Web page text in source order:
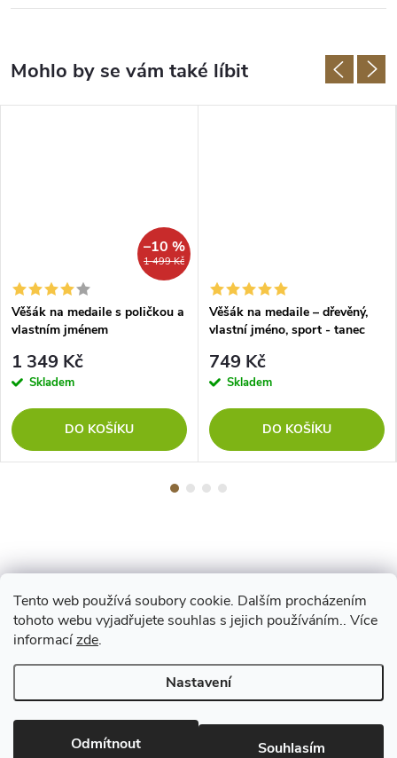
Tento web používá soubory cookie. Dalším procházením
tohoto webu vyjadřujete souhlas s jejich používáním.. Více
informacízde.
Nastavení
Odmítnout Souhlasím
1 499 Kč
–10 %
Věšák na medaile s poličkou a
vlastním jménem
1 349 Kč
Skladem
DO KOŠÍKU
Věšák na medaile – dřevěný,
vlastní jméno, sport - tanec
749 Kč
Skladem
DO KOŠÍKU
Z
á
pCopyright 2026www.vyrejeme.cz. Všechna práva vyhrazena.Upravit
nastavení cookies